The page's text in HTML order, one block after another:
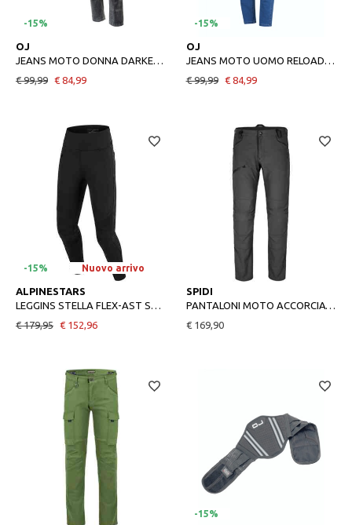
-15%
38
OJ
€ 99,99 € 84,99
-15%
48
OJ
€ 99,99
€ 84,99
-15% Nuovo arrivo
S M L XL
ALPINESTARS
LEGGINS STELLA FLEX-AST SHORT DONNA BLACK BLACK
€ 179,95 € 152,96
28 31
SPIDI
PANTALONI MOTO ACCORCIATI CHARGED SHORT ANTRACITE
€ 169,90
-15%